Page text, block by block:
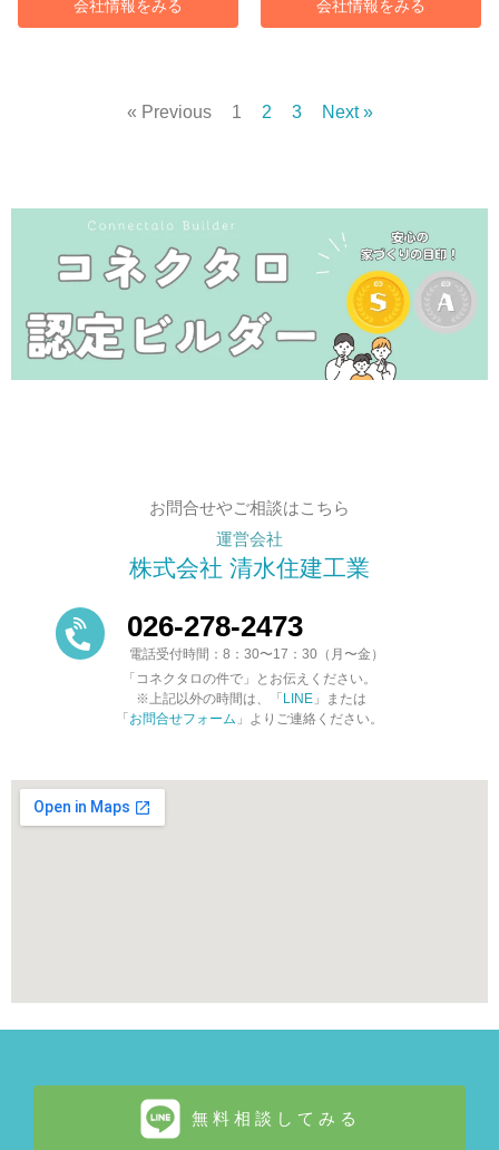
会社情報をみる 会社情報をみる
« Previous 1 2 3 Next »
お問合せやご相談はこちら
運営会社
株式会社 清水住建工業
026-278-2473
電話受付時間：8：30〜17：30（月〜金）
「コネクタロの件で」とお伝えください。
※上記以外の時間は、「LINE 」または
「お問合せフォーム 」よりご連絡ください。
無料相談してみる